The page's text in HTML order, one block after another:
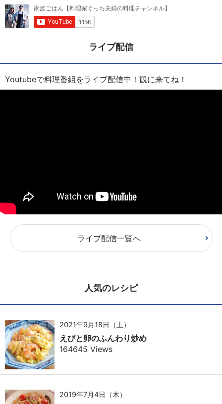
ライブ配信
Youtubeで料理番組をライブ配信中！観に来てね！
ライブ配信一覧へ
人気のレシピ
2021年9月18日（土）
えびと卵のふんわり炒め
164645 Views
2019年7月4日（木）